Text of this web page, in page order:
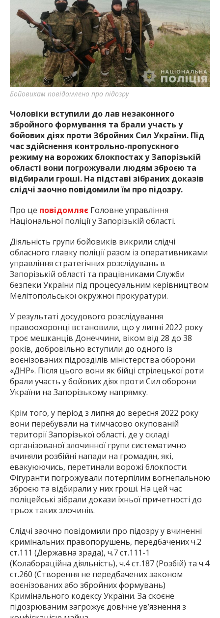
найважливішу інформацію про події
міста Запоріжжя та області.
Бойовикам повідомлено про підозру
Чоловіки вступили до лав незаконного
збройного формування та брали участь у
бойових діях проти Збройних Сил України. Під
час здійснення контрольно-пропускного
режиму на ворожих блокпостах у Запорізькій
області вони погрожували людям зброєю та
відбирали гроші. На підставі зібраних доказів
слідчі заочно повідомили їм про підозру.
Про це повідомляє Головне управління
Національної поліції у Запорізькій області.
Діяльність групи бойовиків викрили слідчі
обласного главку поліції разом із оперативниками
управління стратегічних розслідувань в
Запорізькій області та працівниками Служби
безпеки України під процесуальним керівництвом
Мелітопольської окружної прокуратури.
У результаті досудового розслідування
правоохоронці встановили, що у липні 2022 року
троє мешканців Донеччини, віком від 28 до 38
років, добровільно вступили до одного із
воєнізованих підрозділів міністерства оборони
«ДНР». Після цього вони як бійці стрілецької роти
брали участь у бойових діях проти Сил оборони
України на Запорізькому напрямку.
Крім того, у період з липня до вересня 2022 року
вони перебували на тимчасово окупованій
території Запорізької області, де у складі
організованої злочинної групи систематично
вчиняли розбійні напади на громадян, які,
евакуюючись, перетинали ворожі блокпости.
Фігуранти погрожували потерпілим вогнепальною
зброєю та відбирали у них гроші. На цей час
поліцейські зібрали докази їхньої причетності до
трьох таких злочинів.
Слідчі заочно повідомили про підозру у вчиненні
кримінальних правопорушень, передбачених ч.2
ст.111 (Державна зрада), ч.7 ст.111-1
(Колабораційна діяльність), ч.4 ст.187 (Розбій) та ч.4
ст.260 (Створення не передбачених законом
воєнізованих або збройних формувань)
Кримінального кодексу України. За скоєне
підозрюваним загрожує довічне ув’язнення з